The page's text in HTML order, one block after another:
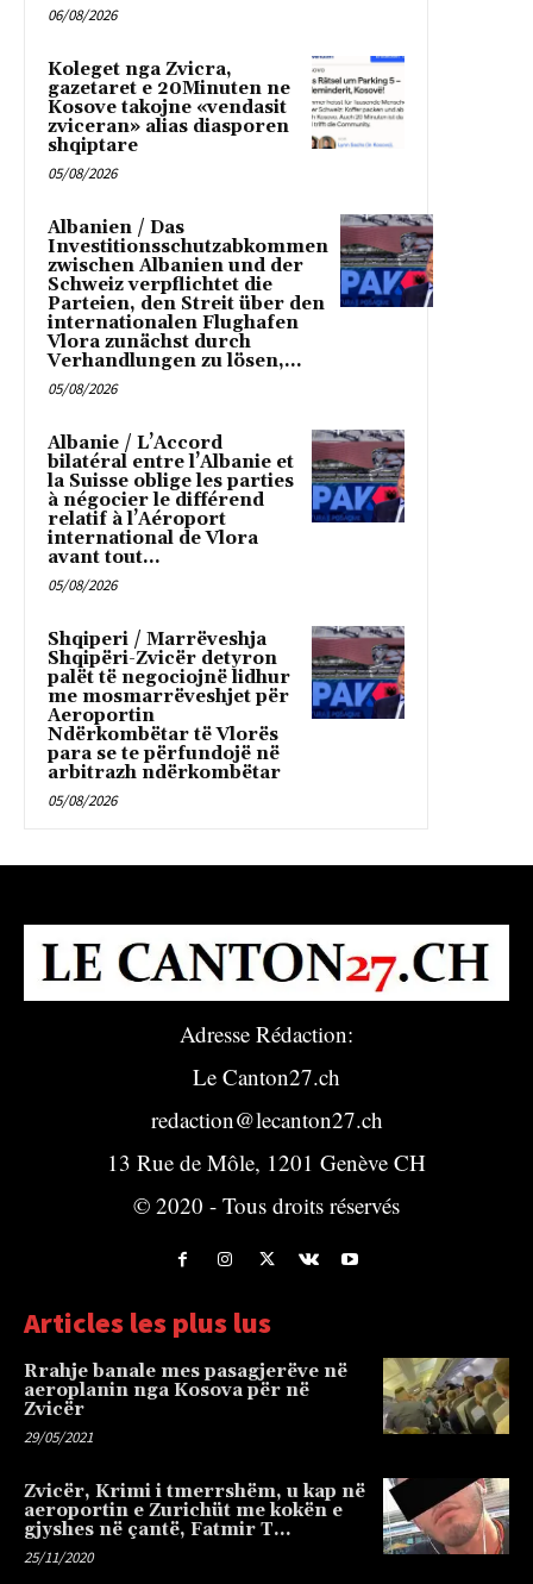
06/08/2026
Koleget nga Zvicra,
gazetaret e 20Minuten ne
Kosove takojne «vendasit
zviceran» alias diasporen
shqiptare
05/08/2026
Albanien / Das
Investitionsschutzabkommen
zwischen Albanien und der
Schweiz verpflichtet die
Parteien, den Streit über den
internationalen Flughafen
Vlora zunächst durch
Verhandlungen zu lösen,...
05/08/2026
Albanie / L’Accord
bilatéral entre l’Albanie et
la Suisse oblige les parties
à négocier le différend
relatif à l’Aéroport
international de Vlora
avant tout...
05/08/2026
Shqiperi / Marrëveshja
Shqipëri-Zvicër detyron
palët të negociojnë lidhur
me mosmarrëveshjet për
Aeroportin
Ndërkombëtar të Vlorës
para se te përfundojë në
arbitrazh ndërkombëtar
05/08/2026
Adresse Rédaction:
Le Canton27.ch
redaction@lecanton27.ch
13 Rue de Môle, 1201 Genève CH
© 2020 - Tous droits réservés
Articles les plus lus
Rrahje banale mes pasagjerëve në
aeroplanin nga Kosova për në
Zvicër
29/05/2021
Zvicër, Krimi i tmerrshëm, u kap në
aeroportin e Zurichüt me kokën e
gjyshes në çantë, Fatmir T…
25/11/2020